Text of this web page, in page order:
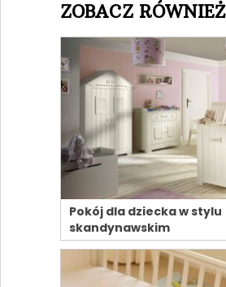
ZOBACZ RÓWNIEŻ
Pokój dla dziecka w stylu
skandynawskim